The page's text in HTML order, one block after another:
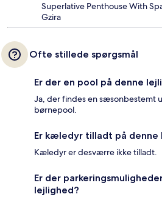
Superlative Penthouse With
Gzira
Ofte stillede spørgsmål
Er der en pool på denne
Ja, der findes en sæsonbestemt
børnepool.
Er kæledyr tilladt på denne
Kæledyr er desværre ikke tilladt.
Er der
lejlighed?